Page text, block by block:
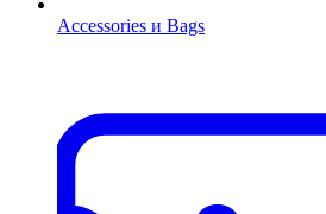
Accessories и Bags